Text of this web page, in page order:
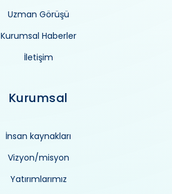
Uzman Görüşü
Kurumsal Haberler
İletişim
Kurumsal
İnsan kaynakları
Vizyon/misyon
Yatırımlarımız